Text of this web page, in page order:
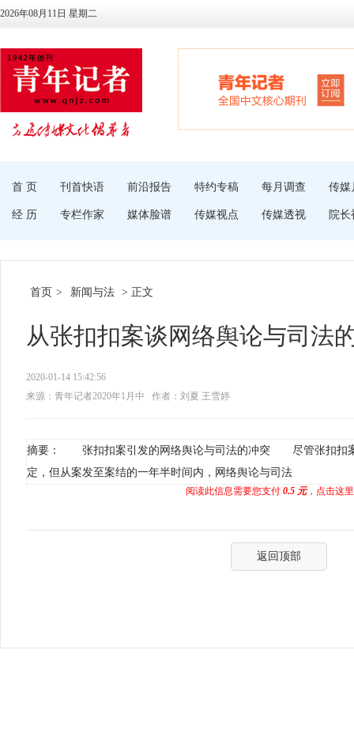
2026年08月11日 星期二
首 页 刊首快语 前沿报告 特约专稿 每月调查 传媒
经 历 专栏作家 媒体脸谱 传媒视点 传媒透视 院长
首页 > 新闻与法 > 正文
从张扣扣案谈网络舆论与司法
2020-01-14 15:42:56
来源：青年记者2020年1月中
作者：刘夏 王雪婷
摘要： 张扣扣案引发的网络舆论与司法的冲突 尽管张扣扣案
定，但从案发至案结的一年半时间内，网络舆论与司法
阅读此信息需要您支付 0.5 元，点击这
返回顶部